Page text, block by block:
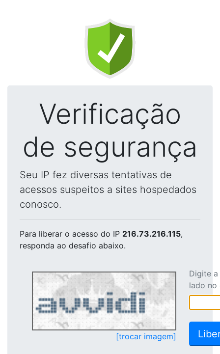
Verificação
de segurança
Seu IP fez diversas tentativas de
acessos suspeitos a sites hospedados
conosco.
Para liberar o acesso do IP 216.73.216.115,
responda ao desafio abaixo.
[trocar imagem]
Digite
lado no